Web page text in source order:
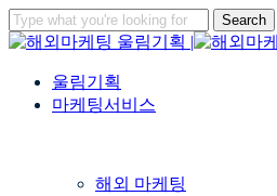
Skip
to
main
content
Search
Close
Menu
울림기획
마케팅서비스
해외 마케팅